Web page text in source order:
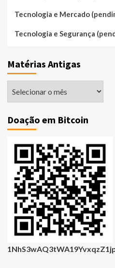
Tecnologia e Mercado
Tecnologia e Segurança
Matérias Antigas
Doação em Bitcoin